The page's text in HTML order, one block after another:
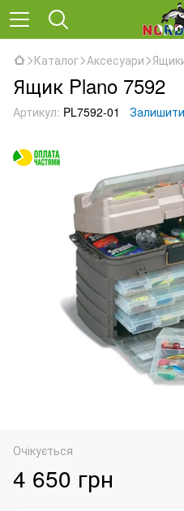
Каталог Аксесуари
Ящик Plano 7592
Артикул: PL7592-01 Залишити
Очікується
4 650 грн